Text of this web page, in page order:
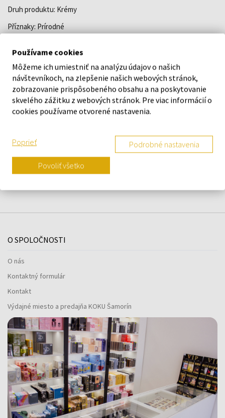
Druh produktu: Krémy
Příznaky: Prírodné
DETAILY
O ZNAČKE
Náš výber na mieru presne pre
vás
O SPOLOČNOSTI
O nás
Kontaktný formulár
Kontakt
Výdajné miesto a predajňa KOKU Šamorín
Používame cookies
Môžeme ich umiestniť na analýzu údajov o našich
návštevníkoch, na zlepšenie našich webových stránok,
zobrazovanie prispôsobeného obsahu a na poskytovanie
skvelého zážitku z webových stránok. Pre viac informácií o
cookies používame otvorené nastavenia.
Poprieť Podrobné nastavenia
Povoliť všetko